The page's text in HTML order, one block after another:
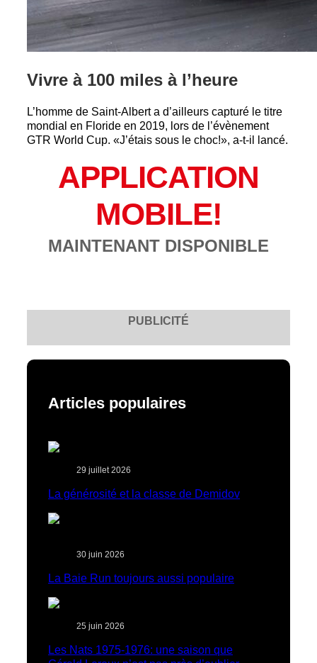
Vivre à 100 miles à l’heure
L’homme de Saint-Albert a d’ailleurs capturé le titre
mondial en Floride en 2019, lors de l’évènement
GTR World Cup. «J’étais sous le choc!», a-t-il lancé.
APPLICATION
MOBILE!
MAINTENANT DISPONIBLE
PUBLICITÉ
Articles populaires
29 juillet 2026
La générosité et la classe de Demidov
30 juin 2026
La Baie Run toujours aussi populaire
25 juin 2026
Les Nats 1975-1976: une saison que